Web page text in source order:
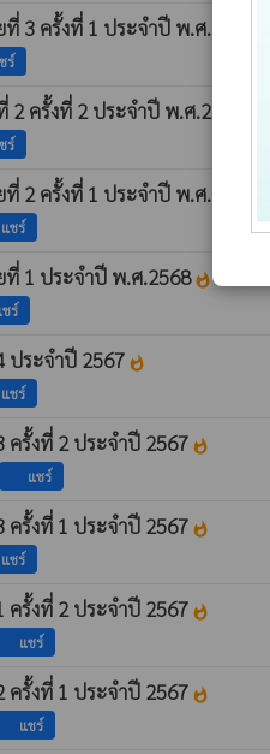
3 ครั้งที่ 1 ประจำปี พ.ศ.2568
ร์
ครั้งที่ 2 ประจำปี พ.ศ.2568
ร์
2 ครั้งที่ 1 ประจำปี พ.ศ.2568
แชร์
1 ประจำปี พ.ศ.2568whatshot
ร์
ประจำปี 2567 whatshot
แชร์
รั้งที่ 2 ประจำปี 2567 whatshot
แชร์
รั้งที่ 1 ประจำปี 2567 whatshot
แชร์
รั้งที่ 2 ประจำปี 2567 whatshot
แชร์
รั้งที่ 1 ประจำปี 2567 whatshot
แชร์